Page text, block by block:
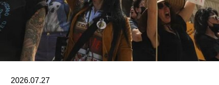
文化”、“土地”、“语言”和“叙事”等单元。根据新闻
稿，这种设计旨在邀请观众“按照自己的方式”与艺
术互动。
阿布扎比古根海姆博物馆是阿布扎比耗资数十亿美
Cultural District）最新落成的文化机构之一。该文
2026.07.27